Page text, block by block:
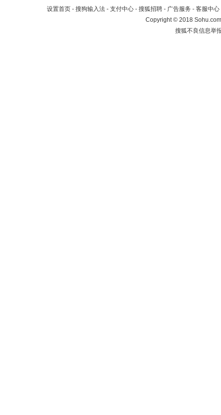
设置首页 - 搜狗输入法 - 支付中心 - 搜狐招聘 - 广告服务 - 客服中心
Copyright©2018
搜狐不良信息举